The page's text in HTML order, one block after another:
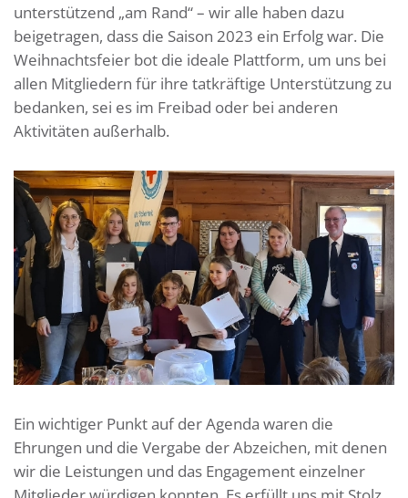
unterstützend „am Rand“ – wir alle haben dazu
beigetragen, dass die Saison 2023 ein Erfolg war. Die
Weihnachtsfeier bot die ideale Plattform, um uns bei
allen Mitgliedern für ihre tatkräftige Unterstützung zu
bedanken, sei es im Freibad oder bei anderen
Aktivitäten außerhalb.
Ein wichtiger Punkt auf der Agenda waren die
Ehrungen und die Vergabe der Abzeichen, mit denen
wir die Leistungen und das Engagement einzelner